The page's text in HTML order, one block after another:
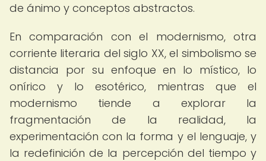
de ánimo y conceptos abstractos.
En comparación con el modernismo, otra
corriente literaria del siglo XX, el simbolismo se
distancia por su enfoque en lo místico, lo
onírico y lo esotérico, mientras que el
modernismo tiende a explorar la
fragmentación de la realidad, la
experimentación con la forma y el lenguaje, y
la redefinición de la percepción del tiempo y